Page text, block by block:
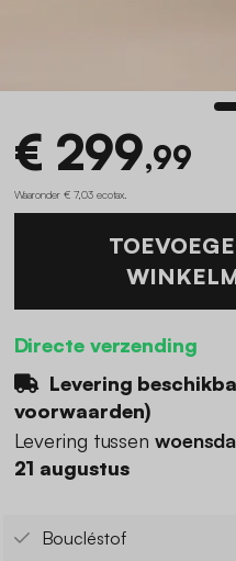
€ 299,99
Waaronder € 7,03 ecotax
Directe verzending
Levering
voorwaarden)
Levering tussen
21 augustus
Boucléstof